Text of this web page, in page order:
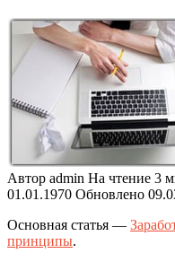
Автор admin На чтение 3
01.01.1970 Обновлено
Основная статья —
принципы.